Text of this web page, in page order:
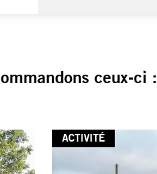
ceux-ci :
ACTIVITÉ